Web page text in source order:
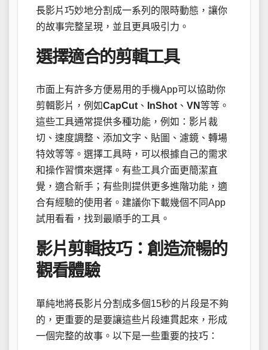
長影片巧妙地分割成一系列的限時動態，讓你
的故事完整呈現，並且更具吸引力。
選擇適合的剪輯工具
市面上有許多方便易用的手機App可以協助你
剪輯影片，例如CapCut 、 InShot 、 VN等等。
這些工具通常提供多種功能，例如：影片裁
切、速度調整、添加文字、貼圖、濾鏡、轉場
特效等等。選擇工具時，可以根據自己的需求
和操作習慣來選擇。有些工具介面更簡潔直
覺，適合新手；有些則提供更多進階功能，適
合有經驗的使用者。建議你下載幾個不同App
試用看看，找到最順手的工具。
影片剪輯技巧：創造流暢的
觀看體驗
單純地將長影片分割成多個15秒的片段是不夠
的，更重要的是要讓這些片段連貫起來，形成
一個完整的故事。以下是一些重要的技巧：